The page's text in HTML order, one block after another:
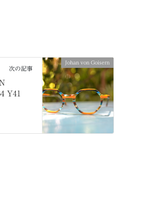
Johan von Goisern
次の記事
Y41